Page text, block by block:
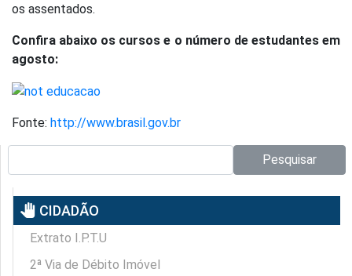
os assentados.
Confira abaixo os cursos e o número de estudantes em
agosto:
Fonte: http://www.brasil.gov.br
Pesquisar
pan_tool CIDADÃO
Extrato I.P.T.U
2ª Via de Débito Imóvel